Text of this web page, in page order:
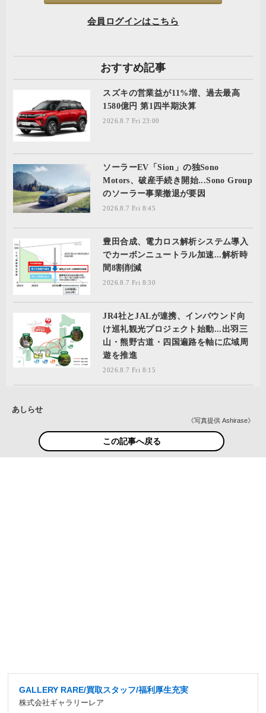
会員ログインはこちら
おすすめ記事
スズキの営業益が11%増、過去最高
1580億円 第1四半期決算
2026.8.7 Fri 23:00
ソーラーEV「Sion」の独Sono
Motors、破産手続き開始...Sono Group
のソーラー事業撤退が要因
2026.8.7 Fri 8:45
豊田合成、電力ロス解析システム導入
でカーボンニュートラル加速...解析時
間8割削減
2026.8.7 Fri 8:30
JR4社とJALが連携、インバウンド向
け巡礼観光プロジェクト始動...出羽三
山・熊野古道・四国遍路を軸に広域周
遊を推進
2026.8.7 Fri 8:15
《写真提供 Ashirase》
あしらせ
この記事へ戻る
GALLERY RARE/買取スタッフ/福利厚生充実
株式会社ギャラリーレア